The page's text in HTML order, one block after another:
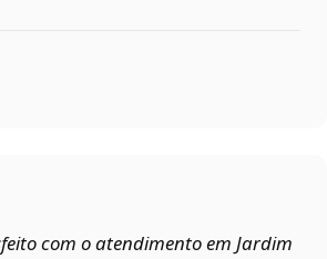
com o atendimento em Jardim